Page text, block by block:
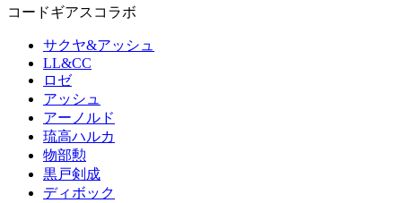
コードギアスコラボ
サクヤ&アッシュ
LL&CC
ロゼ
アッシュ
アーノルド
琉高ハルカ
物部勲
黒戸剣成
ディボック